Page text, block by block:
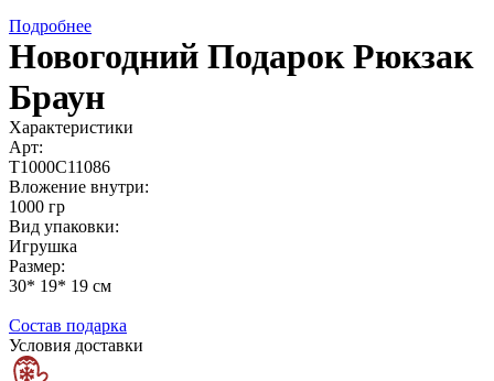
Подробнее
Новогодний Подарок Рюкзак
Браун
Характеристики
Арт:
Т1000С11086
Вложение внутри:
1000 гр
Вид упаковки:
Игрушка
Размер:
30* 19* 19 см
Состав подарка
Условия доставки